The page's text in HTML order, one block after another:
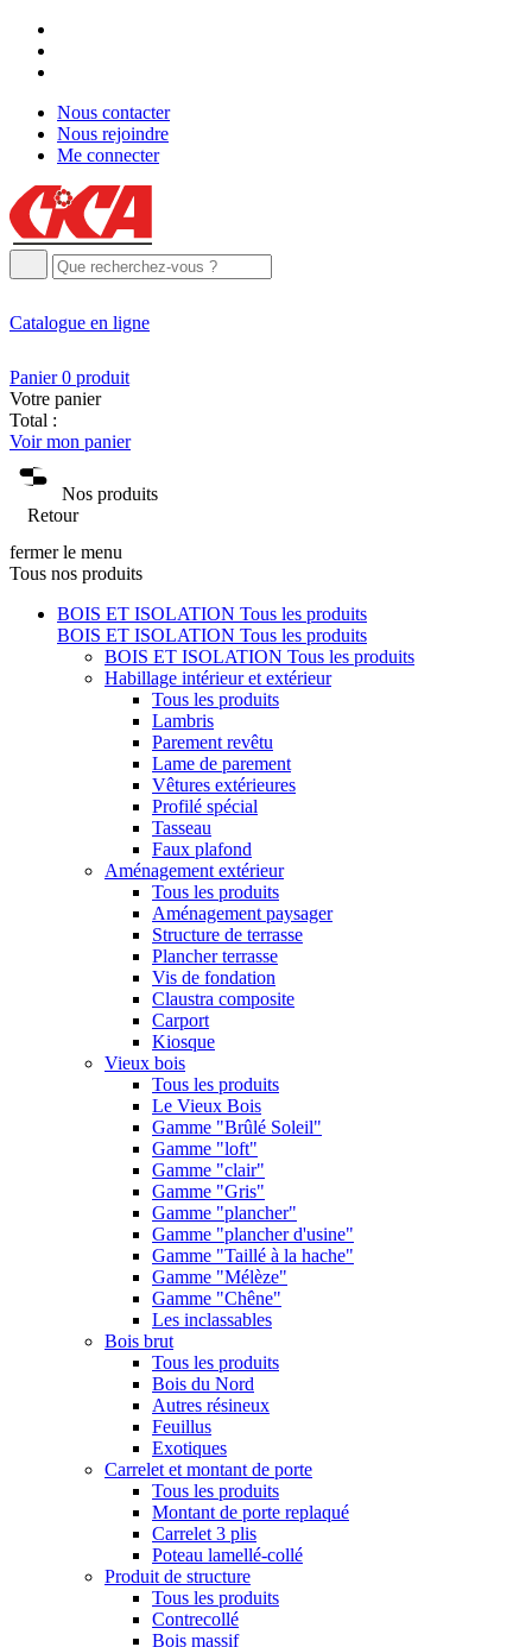
Nous contacter
Nous rejoindre
Me connecter
Catalogue en ligne
Panier 0 produit
Votre panier
Total :
Voir mon panier
Nos produits
Retour
fermer le menu
Tous nos produits
BOIS ET ISOLATION Tous les produits
BOIS ET ISOLATION Tous les produits
BOIS ET ISOLATION Tous les produits
Habillage intérieur et extérieur
Tous les produits
Lambris
Parement revêtu
Lame de parement
Vêtures extérieures
Profilé spécial
Tasseau
Faux plafond
Aménagement extérieur
Tous les produits
Aménagement paysager
Structure de terrasse
Plancher terrasse
Vis de fondation
Claustra composite
Carport
Kiosque
Vieux bois
Tous les produits
Le Vieux Bois
Gamme "Brûlé Soleil"
Gamme "loft"
Gamme "clair"
Gamme "Gris"
Gamme "plancher"
Gamme "plancher d'usine"
Gamme "Taillé à la hache"
Gamme "Mélèze"
Gamme "Chêne"
Les inclassables
Bois brut
Tous les produits
Bois du Nord
Autres résineux
Feuillus
Exotiques
Carrelet et montant de porte
Tous les produits
Montant de porte replaqué
Carrelet 3 plis
Poteau lamellé-collé
Produit de structure
Tous les produits
Contrecollé
Bois massif